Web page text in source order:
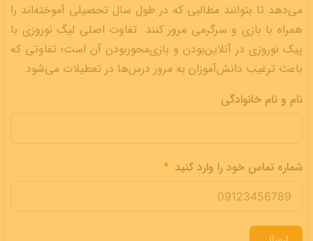
می‌دهد تا بتوانند مطالبی که در طول سال تحصیلی آموخته‌اند را
همراه با بازی و سرگرمی مرور کنند. تفاوت اصلی لیگ نوروزی با
پیک نوروزی در آنلاین‌بودن و بازی‌محوربودن آن است؛ تفاوتی که
باعث ترغیب دانش‌آموزان به مرور درس‌ها در تعطیلات می‌شود.
نام و نام خانوادگی
شماره تماس خود را وارد کنید